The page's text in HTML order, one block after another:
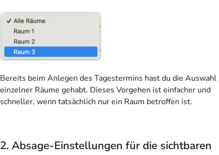
Bereits beim Anlegen des Tagestermins hast du die Auswahl
einzelner Räume gehabt. Dieses Vorgehen ist einfacher und
schneller, wenn tatsächlich nur ein Raum betroffen ist.
2. Absage-Einstellungen für die sichtbaren